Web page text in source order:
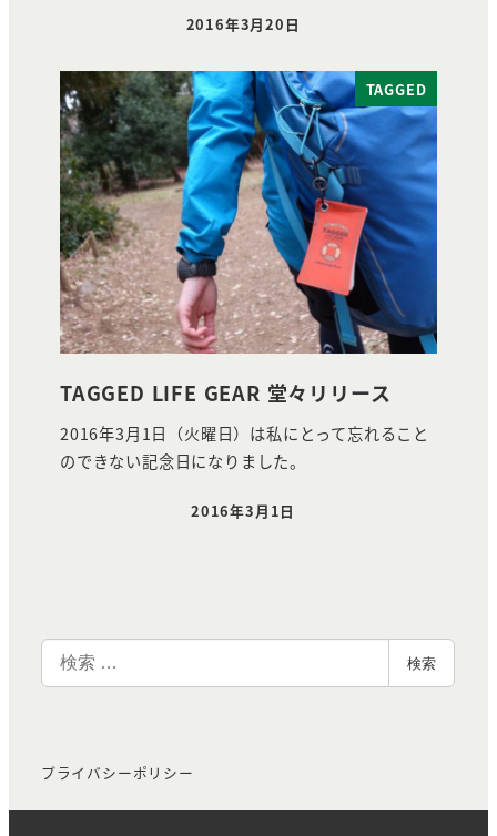
投稿日
2016年3月20日
TAGGED
TAGGED LIFE GEAR 堂々リリース
2016年3月1日（火曜日）は私にとって忘れること
のできない記念日になりました。
投稿日
2016年3月1日
索
検索
プライバシーポリシー